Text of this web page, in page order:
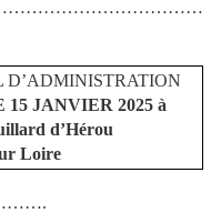
JANVIER 2025 à
d’Hérou
Loire